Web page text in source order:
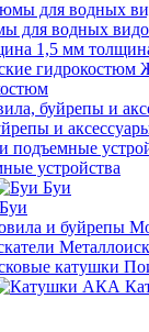
для водных
и
устройства
Буи
Буи